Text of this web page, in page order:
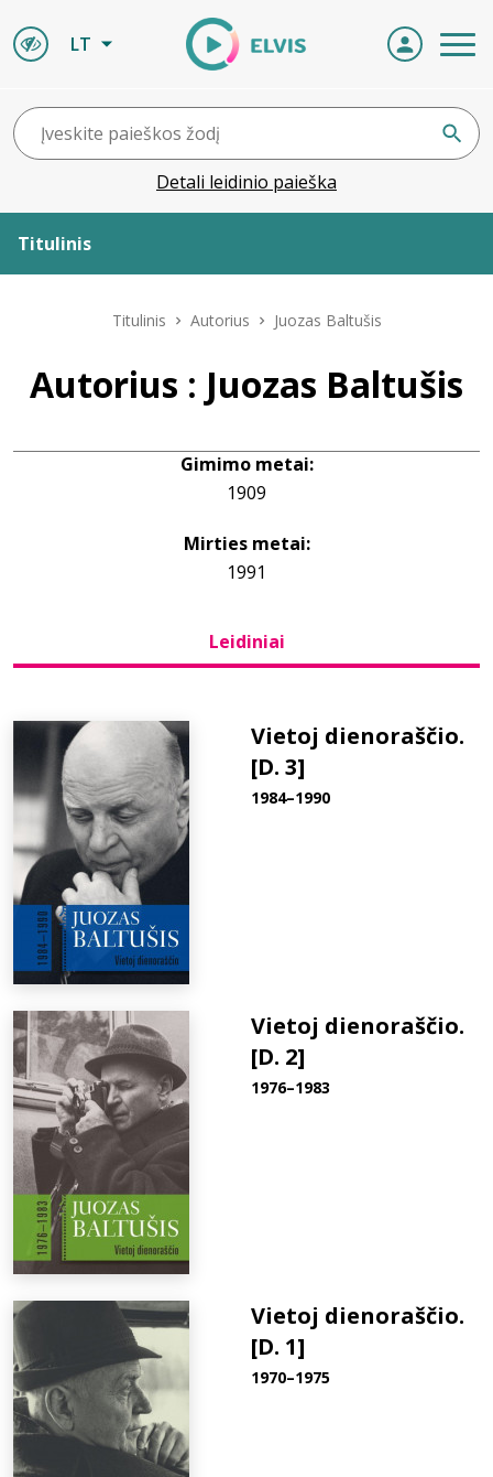
LT
Detali leidinio paieška
Titulinis
Leidiniai
info@elvislab.lt
Titulinis Autorius Juozas Baltušis
Autorius : Juozas Baltušis
Gimimo metai:
1909
Mirties metai:
1991
Leidiniai
Vietoj dienoraščio.
[D. 3]
1984–1990
Vietoj dienoraščio.
[D. 2]
1976–1983
Vietoj dienoraščio.
[D. 1]
1970–1975